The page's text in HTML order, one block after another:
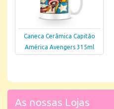
Caneca Cerâmica Capitão
América Avengers 315ml
As nossas Lojas